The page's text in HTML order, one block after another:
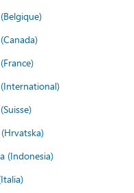
(Indonesia)